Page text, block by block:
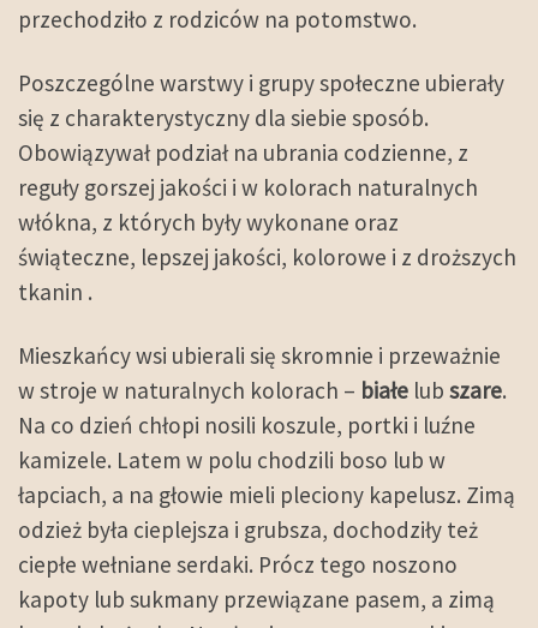
przechodziło z rodziców na potomstwo.
Poszczególne warstwy i grupy społeczne ubierały
się z charakterystyczny dla siebie sposób.
Obowiązywał podział na ubrania codzienne, z
reguły gorszej jakości i w kolorach naturalnych
włókna, z których były wykonane oraz
świąteczne, lepszej jakości, kolorowe i z droższych
tkanin .
Mieszkańcy wsi ubierali się skromnie i przeważnie
w stroje w naturalnych kolorach – białe lub szare.
Na co dzień chłopi nosili koszule, portki i luźne
kamizele. Latem w polu chodzili boso lub w
łapciach, a na głowie mieli pleciony kapelusz. Zimą
odzież była cieplejsza i grubsza, dochodziły też
ciepłe wełniane serdaki. Prócz tego noszono
kapoty lub sukmany przewiązane pasem, a zimą